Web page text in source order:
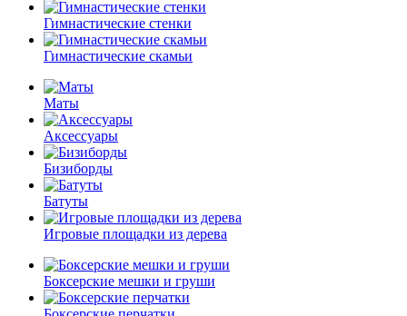
Гимнастические стенки
Гимнастические скамьи
Маты
Аксессуары
Бизиборды
Батуты
Игровые площадки из дерева
Боксерские мешки и груши